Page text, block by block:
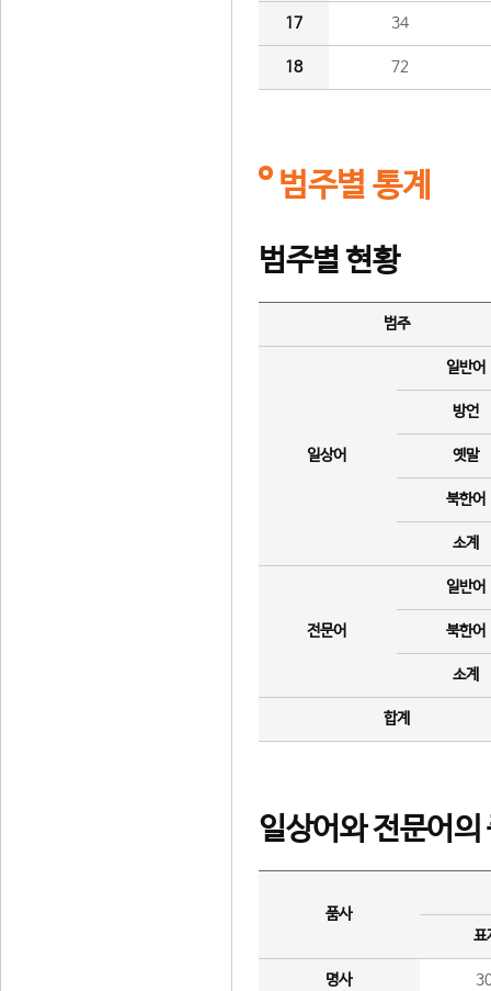
17 34
18 72
범주별 통계
범주별 현황
범주
일상어
일반어
방언
옛말
북한어
소계
전문어
일반어
북한어
소계
합계
일상어와 전문어의
품사
표
명사